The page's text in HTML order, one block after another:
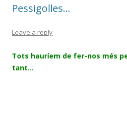
Pessigolles…
Leave a reply
Tots hauríem de fer-nos més
tant…